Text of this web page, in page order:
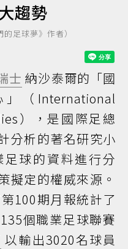
趨勢
足球夢》作者）
士 納沙泰爾的「國
（International
），是國際足總
分析的著名研究小
球的資料進行分
擬定的權威來源。
100期月報統計了
個職業足球聯賽
以輸出3020名球員